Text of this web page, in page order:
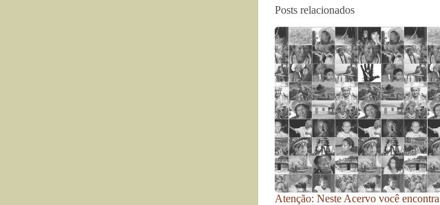
Posts relacionados
Atenção: Neste Acervo você encontra